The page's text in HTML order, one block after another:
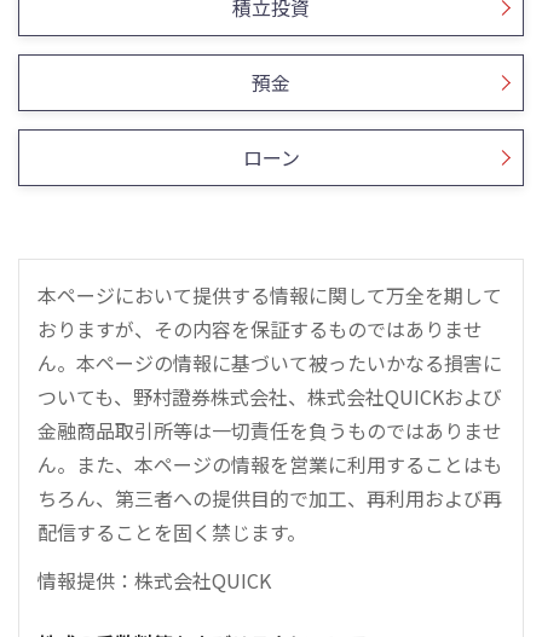
積立投資
預金
ローン
本ページにおいて提供する情報に関して万全を期して
おりますが、その内容を保証するものではありませ
ん。本ページの情報に基づいて被ったいかなる損害に
ついても、野村證券株式会社、株式会社QUICKおよび
金融商品取引所等は一切責任を負うものではありませ
ん。また、本ページの情報を営業に利用することはも
ちろん、第三者への提供目的で加工、再利用および再
配信することを固く禁じます。
情報提供：株式会社QUICK